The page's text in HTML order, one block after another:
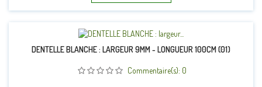
DENTELLE BLANCHE : LARGEUR 9MM - LONGUEUR 100CM (01)
Commentaire(s): 0